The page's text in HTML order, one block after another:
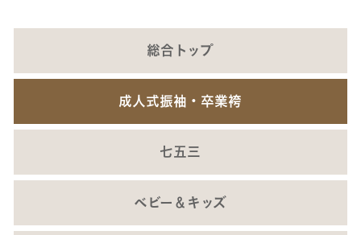
総合トップ
成人式振袖・卒業袴
七五三
ベビー＆キッズ